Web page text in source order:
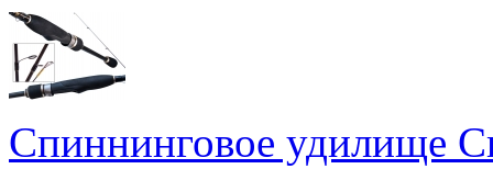
Спиннинговое удилище